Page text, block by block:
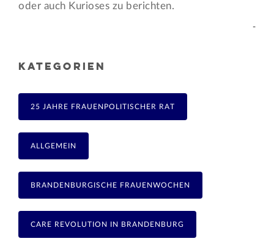
oder auch Kurioses zu berichten.
-
KATEGORIEN
25 JAHRE FRAUENPOLITISCHER RAT
ALLGEMEIN
BRANDENBURGISCHE FRAUENWOCHEN
CARE REVOLUTION IN BRANDENBURG